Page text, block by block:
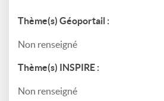
Thème(s) Géoportail :
Non renseigné
Thème(s) INSPIRE :
Non renseigné